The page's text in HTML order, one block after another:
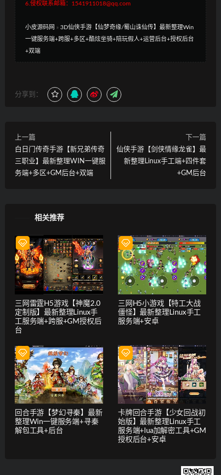
6.侵权联系邮箱：1541911018@qq.com
小皮源码网 » 3D仙侠手游【仙梦奇缘/蜀山诛仙传】最新整理Win
一键服务端+跨服+多区+酷炫坐骑+陪玩假人+运营后台+授权后台
+双端
分享到：
上一篇
白日门传奇手游【新兄弟传奇
三职业】最新整理WIN一键服
务端+多区+GM后台+双端
下一篇
仙侠手游【剑侠情缘龙雀】最
新整理Linux手工端+四件套
+GM后台
相关推荐
三网雷霆H5游戏【神魔2.0
定制版】最新整理Linux手
工服务端+跨服+GM授权后
台
三网H5小游戏【特工大战
僵怪】最新整理Linux手工
服务端+安卓
回合手游【梦幻寻秦】最新
整理Win一键服务端+寻秦
解包工具+后台
卡牌回合手游【少女回战初
始版】最新整理Linux手工
服务端+lua加解密工具+GM
授权后台+安卓